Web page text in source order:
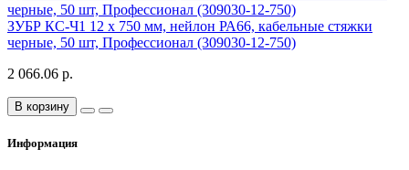
ЗУБР КС-Ч1 12 x 750 мм, нейлон РА66, кабельные стяжки
черные, 50 шт, Профессионал (309030-12-750)
2 066.06 р.
В корзину
Информация